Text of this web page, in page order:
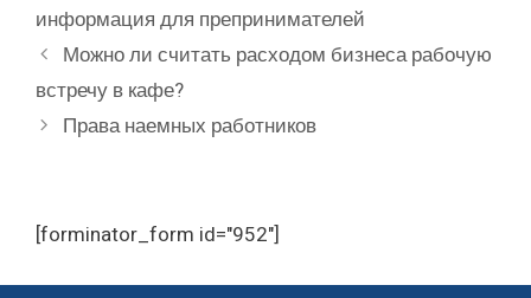
информация для препринимателей
Можно ли считать расходом бизнеса рабочую
встречу в кафе?
Права наемных работников
[forminator_form id="952"]